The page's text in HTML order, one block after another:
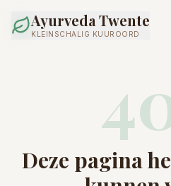
Ayurveda Twente
KLEINSCHALIG KUUROORD
Deze pagina